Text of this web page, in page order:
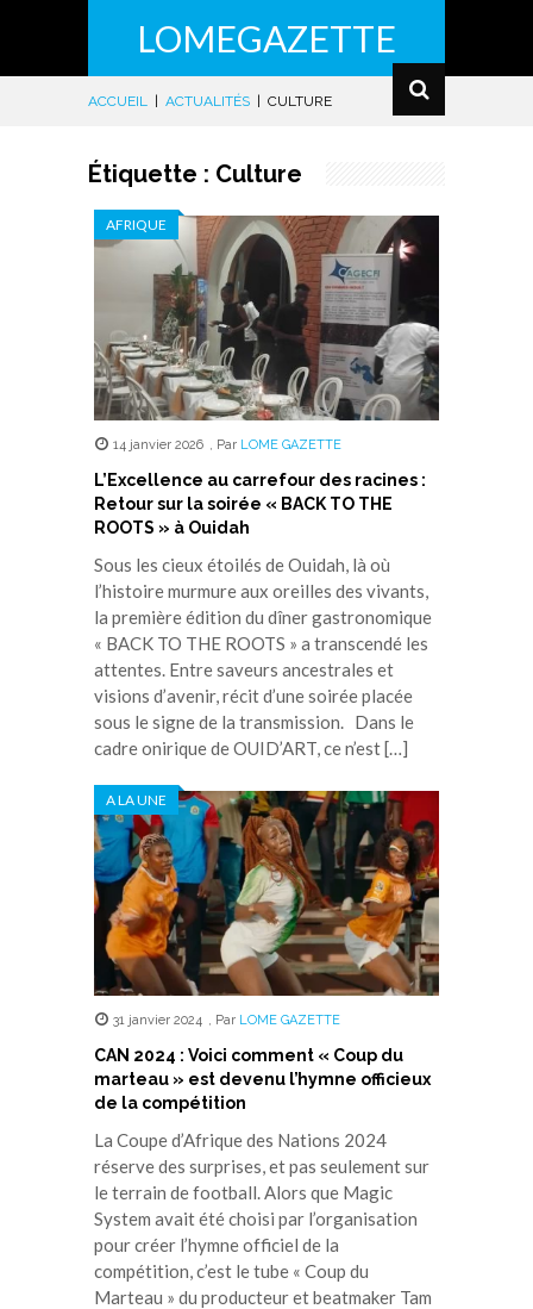
LOMEGAZETTE
ACCUEIL ACTUALITÉS CULTURE
Étiquette : Culture
AFRIQUE
14 janvier 2026 , Par LOME GAZETTE
L’Excellence au carrefour des racines :
Retour sur la soirée « BACK TO THE
ROOTS » à Ouidah
Sous les cieux étoilés de Ouidah, là où
l’histoire murmure aux oreilles des vivants,
la première édition du dîner gastronomique
« BACK TO THE ROOTS » a transcendé les
attentes. Entre saveurs ancestrales et
visions d’avenir, récit d’une soirée placée
sous le signe de la transmission. Dans le
cadre onirique de OUID’ART, ce n’est […]
A LA UNE
31 janvier 2024 , Par LOME GAZETTE
CAN 2024 : Voici comment « Coup du
marteau » est devenu l’hymne officieux
de la compétition
La Coupe d’Afrique des Nations 2024
réserve des surprises, et pas seulement sur
le terrain de football. Alors que Magic
System avait été choisi par l’organisation
pour créer l’hymne officiel de la
compétition, c’est le tube « Coup du
Marteau » du producteur et beatmaker Tam